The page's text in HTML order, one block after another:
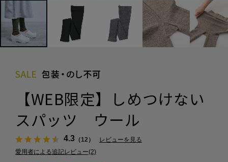
【WEB限定】しめつけない
スパッツ ウール
4.3（12）
レビューを見る
愛用者による追記レビュー(2)